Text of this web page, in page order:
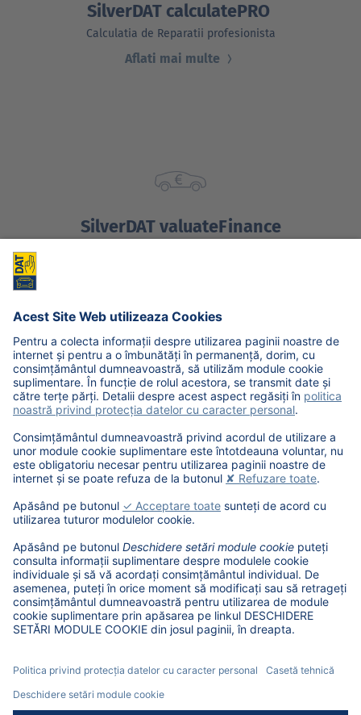
SilverDAT calculatePRO
Calculatia de Reparatii profesionista
Aflati mai multe
SilverDAT valuateFinance
Aveti nevoie de ajutor?
Contactați-ne. Suntem bucuroși să vă
ajutăm!
Aflati mai multe